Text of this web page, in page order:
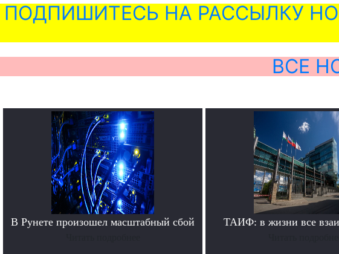
ПОДПИШИТЕСЬ НА РАССЫЛКУ
ВСЕ
В Рунете произошел масштабный сбой ТАИФ: в жизни все